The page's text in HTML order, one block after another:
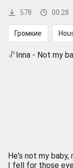
578 00:28
Громкие
Inna - Not my
He's not my baby,
I fell for those